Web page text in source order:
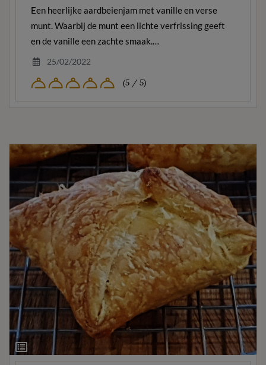
Een heerlijke aardbeienjam met vanille en verse
munt. Waarbij de munt een lichte verfrissing geeft
en de vanille een zachte smaak.…
25/02/2022
(5 / 5)
Ingrediëntenlijst